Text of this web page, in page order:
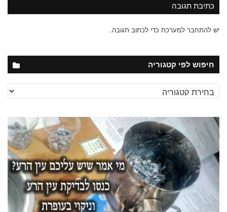
כתיבת תגובה
יש להתחבר למערכת כדי לכתוב תגובה.
חיפוש לפי קטגוריה
לפי